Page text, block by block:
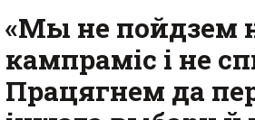
«Мы не пойдзем
кампраміс і не
Працягнем да